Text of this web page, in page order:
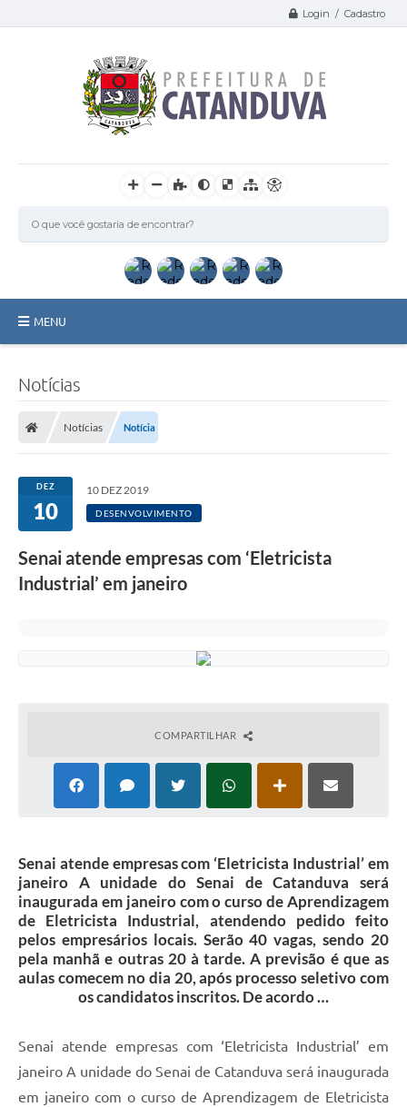
Login / Cadastro
MENU
Licitações / PCA
Transparência
Contratos
Projetos
Links
Telefones Úteis
A Prefeitura
Jornal
Agenda
Notícias
Notícias Notícia
DEZ
10
10 DEZ 2019
DESENVOLVIMENTO
Senai atende empresas com ‘Eletricista
Industrial’ em janeiro
COMPARTILHAR
Senai atende empresas com ‘Eletricista Industrial’ em
janeiro A unidade do Senai de Catanduva será
inaugurada em janeiro com o curso de Aprendizagem
de Eletricista Industrial, atendendo pedido feito
pelos empresários locais. Serão 40 vagas, sendo 20
pela manhã e outras 20 à tarde. A previsão é que as
aulas comecem no dia 20, após processo seletivo com
os candidatos inscritos. De acordo …
Senai atende empresas com ‘Eletricista Industrial’ em
janeiro A unidade do Senai de Catanduva será inaugurada
em janeiro com o curso de Aprendizagem de Eletricista